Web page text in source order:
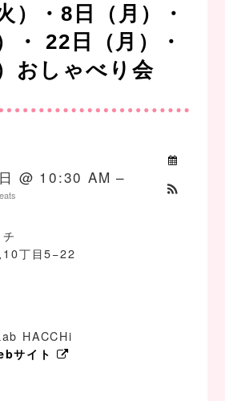
）・8日（月）・
・ 22日（月）・
おしゃべり会
@ 10:30 AM –
10丁目5−22
HACCHi
サイト